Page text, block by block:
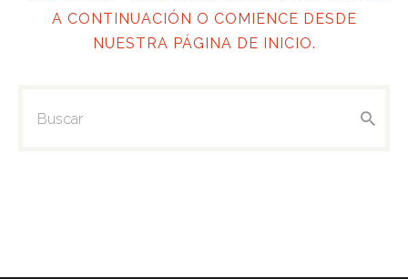
A CONTINUACIÓN O COMIENCE DESDE
NUESTRA PÁGINA DE INICIO.